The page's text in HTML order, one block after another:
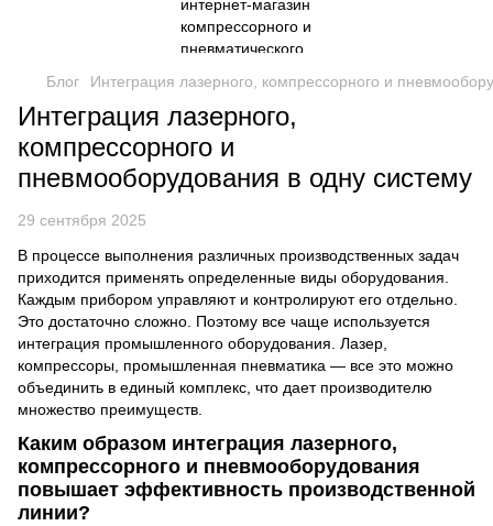
Блог Интеграция лазерного, компрессорного и
Интеграция лазерного,
компрессорного и
пневмооборудования в одну систему
29 сентября 2025
В процессе выполнения различных производственных задач
приходится применять определенные виды оборудования.
Каждым прибором управляют и контролируют его отдельно.
Это достаточно сложно. Поэтому все чаще используется
интеграция промышленного оборудования. Лазер,
компрессоры, промышленная пневматика — все это можно
объединить в единый комплекс, что дает производителю
множество преимуществ.
Каким образом интеграция лазерного,
компрессорного и пневмооборудования
повышает эффективность производственной
линии?